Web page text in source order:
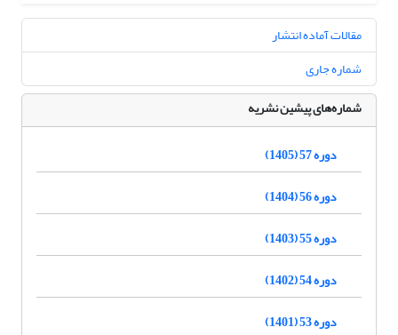
مقالات آماده انتشار
شماره جاری
شماره‌های پیشین نشریه
دوره 57 (1405)
دوره 56 (1404)
دوره 55 (1403)
دوره 54 (1402)
دوره 53 (1401)